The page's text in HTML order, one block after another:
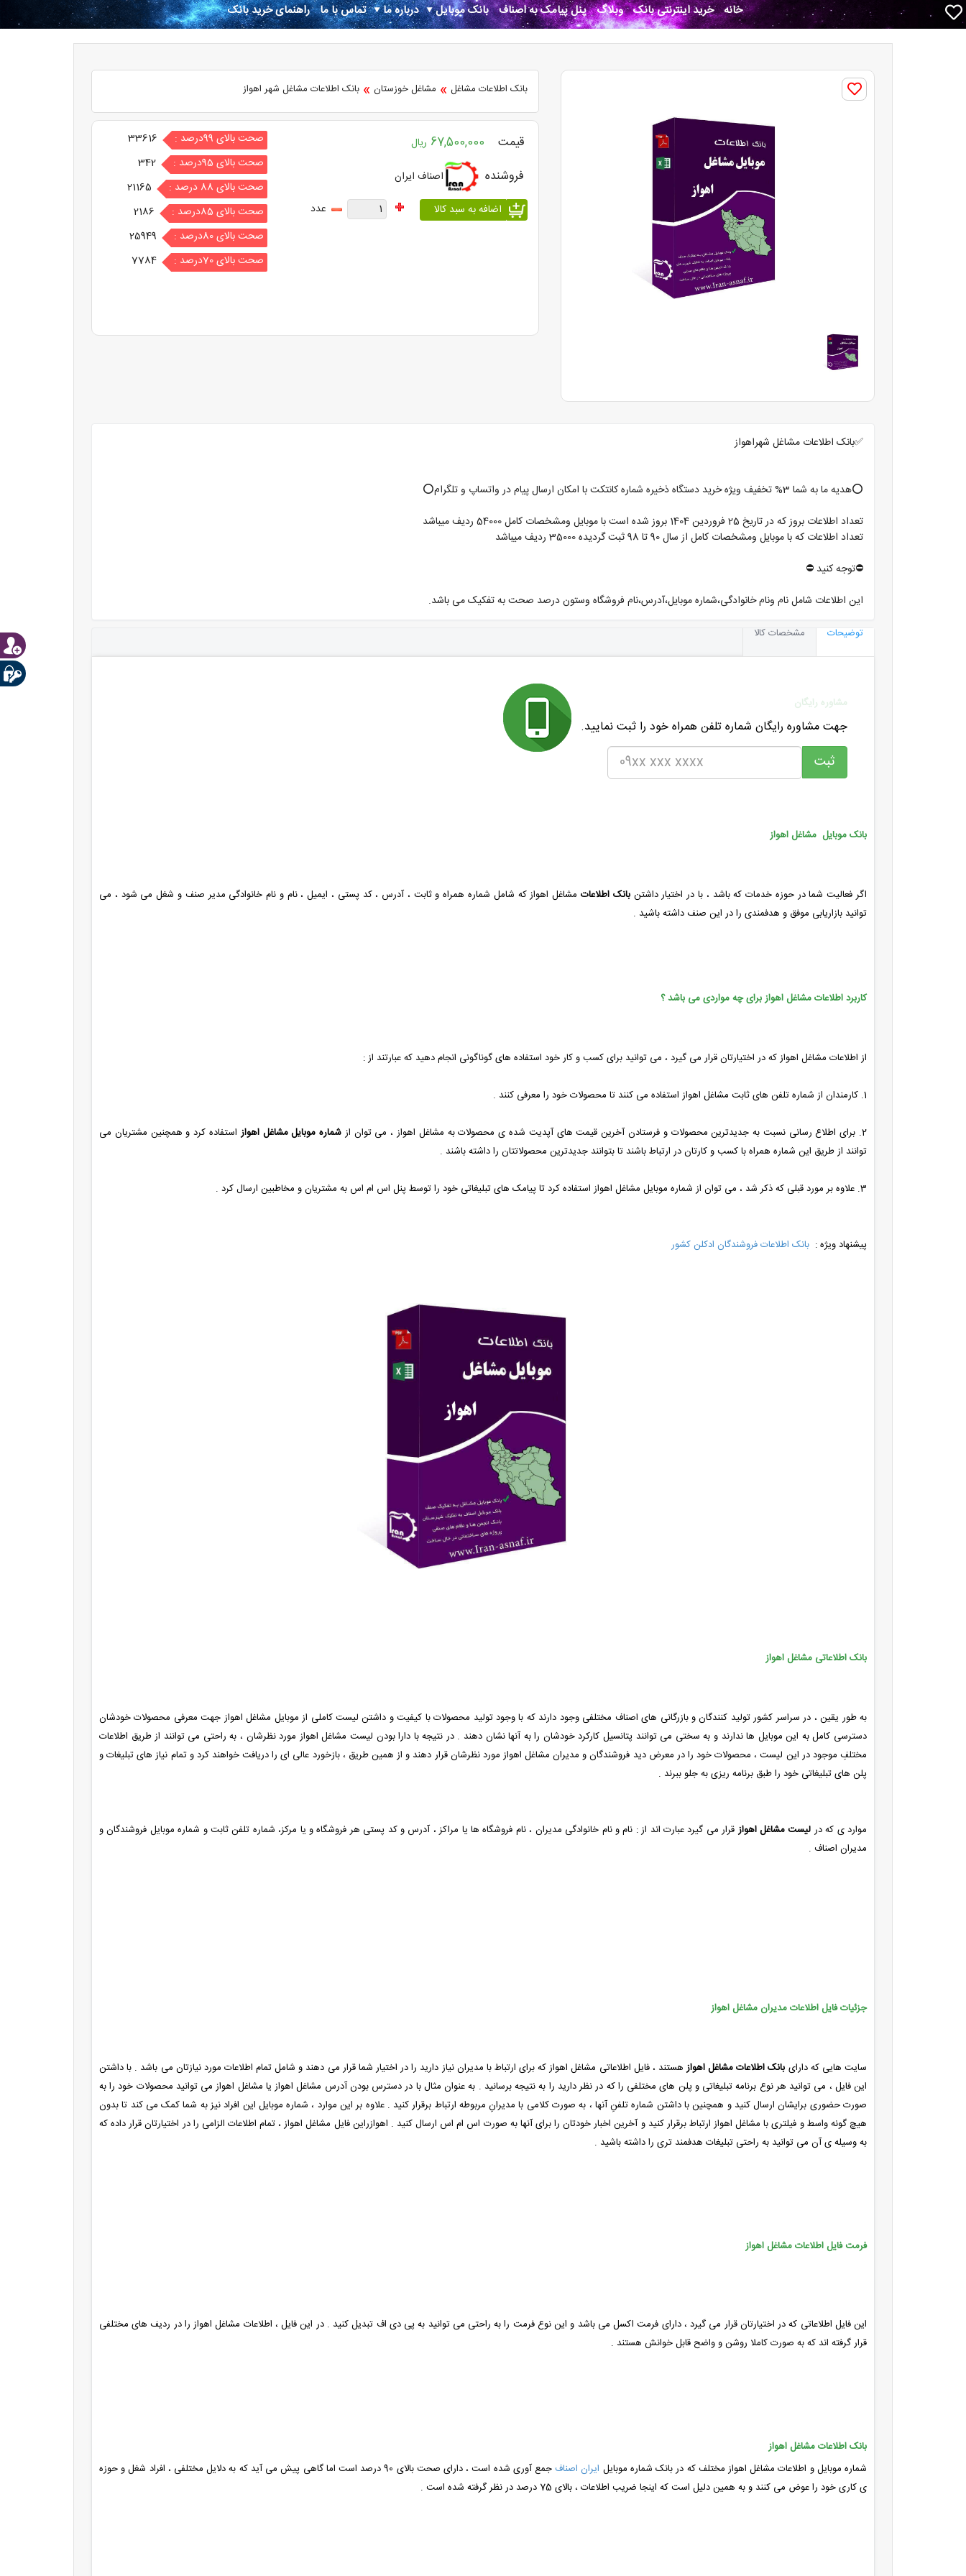
خانه خرید اینترنتی بانک وبلاگ پنل پیامک به اصناف بانک موبایل درباره ما تماس با ما راهنمای خرید بانک
بانک اطلاعات مشاغل » مشاغل خوزستان » بانک اطلاعات مشاغل شهر اهواز
قیمت 67,500,000 ریال
فروشنده
اصناف ایران
عدد
صحت بالای 99درصد :
33616
صحت بالای 95درصد :
342
صحت بالای 88 درصد :
21165
صحت بالای 85درصد :
2186
صحت بالای 80درصد :
25949
صحت بالای 70درصد :
7784
✅بانک اطلاعات مشاغل شهراهواز
⭕️هدیه ما به شما 3% تخفیف ویژه خرید دستگاه ذخیره شماره کانتکت با امکان ارسال پیام در واتساپ و تلگرام⭕️
تعداد اطلاعات بروز که در تاریخ 25 فروردین 1404 بروز شده است با موبایل ومشخصات کامل 54000 ردیف میباشد
تعداد اطلاعات که با موبایل ومشخصات کامل از سال 90 تا 98 ثبت گردیده 35000 ردیف میباشد
⛔️توجه کنید ⛔️
این اطلاعات شامل نام ونام خانوادگی،شماره موبایل،آدرس،نام فروشگاه وستون درصد صحت به تفکیک می باشد.
توضیحات مشخصات کالا
مشاوره رایگان
جهت مشاوره رایگان شماره تلفن همراه خود را ثبت نمایید.
بانک موبایل مشاغل اهواز
اگر فعالیت شما در حوزه خدمات که باشد ، با در اختیار داشتنبانک اطلاعات مشاغل اهواز که شامل شماره همراه و ثابت ، آدرس ، کد پستی ، ایمیل ، نام و نام خانوادگی مدیر صنف و شغل می شود ، می
توانید بازاریابی موفق و هدفمندی را در این صنف داشته باشید .
کاربرد اطلاعات مشاغل اهواز برای چه مواردی می باشد ؟
از اطلاعات مشاغل اهواز که در اختیارتان قرار می گیرد ، می توانید برای کسب و کار خود استفاده های گوناگونی انجام دهید که عبارتند از :
1. کارمندان از شماره تلفن های ثابت مشاغل اهواز استفاده می کنند تا محصولات خود را معرفی کنند .
2. برای اطلاع رسانی نسبت به جدیدترین محصولات و فرستادن آخرین قیمت های آپدیت شده ی محصولات به مشاغل اهواز ، می توان از شماره موبایل مشاغل اهواز استفاده کرد و همچنین مشتریان می
توانند از طریق این شماره همراه با کسب و کارتان در ارتباط باشند تا بتوانند جدیدترین محصولاتتان را داشته باشند .
3. علاوه بر مورد قبلی که ذکر شد ، می توان از شماره موبایل مشاغل اهواز استفاده کرد تا پیامک های تبلیغاتی خود را توسط پنل اس ام اس به مشتریان و مخاطبین ارسال کرد .
پیشنهاد ویژه : بانک اطلاعات فروشندگان ادکلن کشور
بانک اطلاعاتی مشاغل اهواز
به طور یقین ، در سراسر کشور تولید کنندگان و بازرگانی های اصناف مختلفی وجود دارند که با وجود تولید محصولات با کیفیت و داشتن لیست کاملی از موبایل مشاغل اهواز جهت معرفی محصولات خودشان
دسترسی کامل به این موبایل ها ندارند و به سختی می توانند پتانسیل کارکرد خودشان را به آنها نشان دهند . در نتیجه با دارا بودن لیست مشاغل اهواز مورد نظرشان ، به راحتی می توانند از طریق اطلاعات
مختلفِ موجود در این لیست ، محصولات خود را در معرض دید فروشندگان و مدیران مشاغل اهواز مورد نظرشان قرار دهند و از همین طریق ، بازخورد عالی ای را دریافت خواهند کرد و تمام نیاز های تبلیغات و
پلن های تبلیغاتی خود را طبق برنامه ریزی به جلو ببرند .
موارد ی که در لیست مشاغل اهوازقرار می گیرد عبارت اند از : نام و نام خانوادگی مدیران ، نام فروشگاه ها یا مراکز ، آدرس و کد پستی هر فروشگاه و یا مرکز، شماره تلفن ثابت و شماره موبایل فروشندگان و
مدیران اصناف .
جزئیات فایل اطلاعات مدیران مشاغل اهواز
سایت هایی که دارای بانک اطلاعات مشاغل اهوازهستند ، فایل اطلاعاتی مشاغل اهواز که برای ارتباط با مدیران نیاز دارید را در اختیار شما قرار می دهند و شامل تمام اطلاعات مورد نیازتان می باشد . با داشتن
این فایل ، می توانید هر نوع برنامه تبلیغاتی و پلن های مختلفی را که در نظر دارید را به نتیجه برسانید . به عنوان مثال با در دسترس بودن آدرس مشاغل اهواز یا مشاغل اهواز می توانید محصولات خود را به
صورت حضوری برایشان ارسال کنید و همچنین با داشتن شماره تلفنِ آنها ، به صورت کلامی با مدیرانِ مربوطه ارتباط برقرار کنید . علاوه بر این موارد ، شماره موبایل این افراد نیز به شما کمک می کند تا بدون
هیچ گونه واسط و فیلتری با مشاغل اهواز ارتباط برقرار کنید و آخرین اخبار خودتان را برای آنها به صورت اس ام اس ارسال کنید . اهوازراین فایل مشاغل اهواز ، تمام اطلاعات الزامی را در اختیارتان قرار داده که
به وسیله ی آن می توانید به راحتی تبلیغات هدفمند تری را داشته باشید .
فرمت فایل اطلاعات مشاغل اهواز
این فایل اطلاعاتی که در اختیارتان قرار می گیرد ، دارای فرمت اکسل می باشد و این نوع فرمت را به راحتی می توانید به پی دی اف تبدیل کنید . در این فایل ، اطلاعات مشاغل اهواز را در ردیف های مختلفی
قرار گرفته اند که به صورت کاملا روشن و واضح قابل خوانش هستند .
بانک اطلاعات مشاغل اهواز
شماره موبایل و اطلاعات مشاغل اهواز مختلف که در بانک شماره موبایل ایران اصناف
جمع آوری شده است ، دارای صحت بالای 90 درصد است اما گاهی پیش می آید که به دلایل مختلفی ، افراد شغل و حوزه
ی کاری خود را عوض می کنند و به همین دلیل است که اینجا ضریب اطلاعات ، بالای 75 درصد در نظر گرفته شده است .